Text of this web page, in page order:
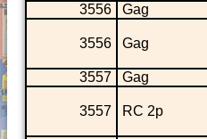
3556
Gag
3556 Gag
3557 Gag
3557 RC 2p